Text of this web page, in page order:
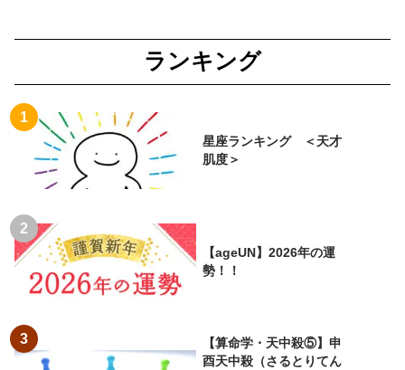
ランキング
星座ランキング ＜天才
肌度＞
【ageUN】2026年の運
勢！！
【算命学・天中殺⑤】申
酉天中殺（さるとりてん